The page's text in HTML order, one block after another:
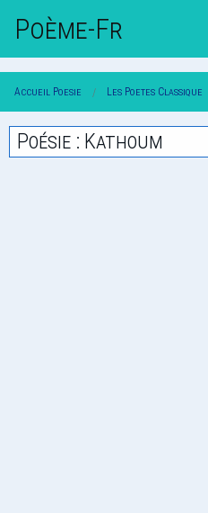
Poème-Fr
Accueil Poesie Les Poetes Classique
Poésie : Kathoum